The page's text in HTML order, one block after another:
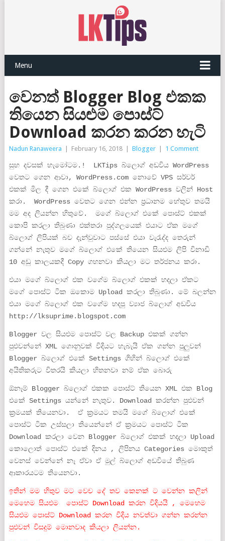
Menu
වෙනත් Blogger Blog එකක
තියෙන සියළුම පොස්ට්
Download කරන කරන හැටි
Nadun Ranaweera February 16, 2018 Blogger 1 Comment
සුභ දවසක් හැමෝටම.! LKTips බ්ලොග් අඩවිය WordPress
වෙතට ගෙන ආවා, WordPress.com නොවේ VPS සර්වර්
එකක් මිල දී ගෙන එකේ බ්ලොග් එක WordPress වලින් Host
කරා. WordPress වෙතට ගෙන එන්න ප්‍රධානම හේතුව තමයි
මම අද ලියන්න හිතුවේ. මගේ බ්ලොග් එකේ පොස්ට් එකක්
කොපි කරලා තිබුණා එක්තරා පුද්ගලයෙක් එයාට ඒක මගේ
බ්ලොග් ලිපියක් බව දැන්වුවාට පස්සේ එයා වැරැද්ද තෙරුන්
ගන්නේ නැතුව මගේ බ්ලොග් එකේ තියෙන සියළුම ලිපි විනාඩි
10 අඩු කාලයකදී Copy ගහනවා කියලා මට තර්ජනය කරා.
එයා මගේ බ්ලොග් එක වගේම බ්ලොග් එකක් හදලා ඒකට
මගේ පොස්ට් ටික ඔකොම Upload කරලා තිබුණා. මේ බලන්න
එයා මගේ බ්ලොග් එක වගේම හදපු ව්‍යාජ බ්ලොග් අඩවිය
http://lksuprime.blogspot.com
Blogger වල සියළුම පොස්ට් වල Backup එකක් ගන්න
පුළුවන්නේ XML ගොනුවක් විදියට හැබැයි ඒක ගන්න පුලුවන්
Blogger බ්ලොග් එකේ Settings ගිහින් බ්ලොග් එකේ
අයිතිකරුට විතරයි කියලා හිතනවා නම් ඒක බොරු
ඕනෑම් Blogger බ්ලොග් එකක පොස්ට් තියෙන XML එක Blog
එකේ Settings යන්නේ නැතුව. Download කරන්න පුළුවන්
ක්‍රමයක් තියෙනවා. ඒ ක්‍රමයට තමයි මගේ බ්ලොග් එකේ
පොස්ට් ටික උස්සලා තියෙන්නේ ඒ ක්‍රමයට පොස්ට් ටික
Download කරලා වෙන Blogger බ්ලොග් එකක් හදලා Upload
කොලොත් පොස්ට් එකේ දිනය , ලිපිනය Categories මොකුත්
වෙනස් වෙන්නේ නෑ ඒවා ඒ මුල් බ්ලොග් අඩවියේ තිබුණ
ආකාරයටම තියෙනවා.
ඉතින් මම හිතුව මට වෙච දේ තව කෙනක් ට වෙන්න කලින්
මෙහෙම සියළුම පොස්ට් Download කරන විදියයි , මෙහෙම
සියළුම පොස්ට් Download කරන විදිය නවත්වා ගන්න කරන්න
පුළුවන් විසදුම් මොනවාද කියලා ලියන්න.